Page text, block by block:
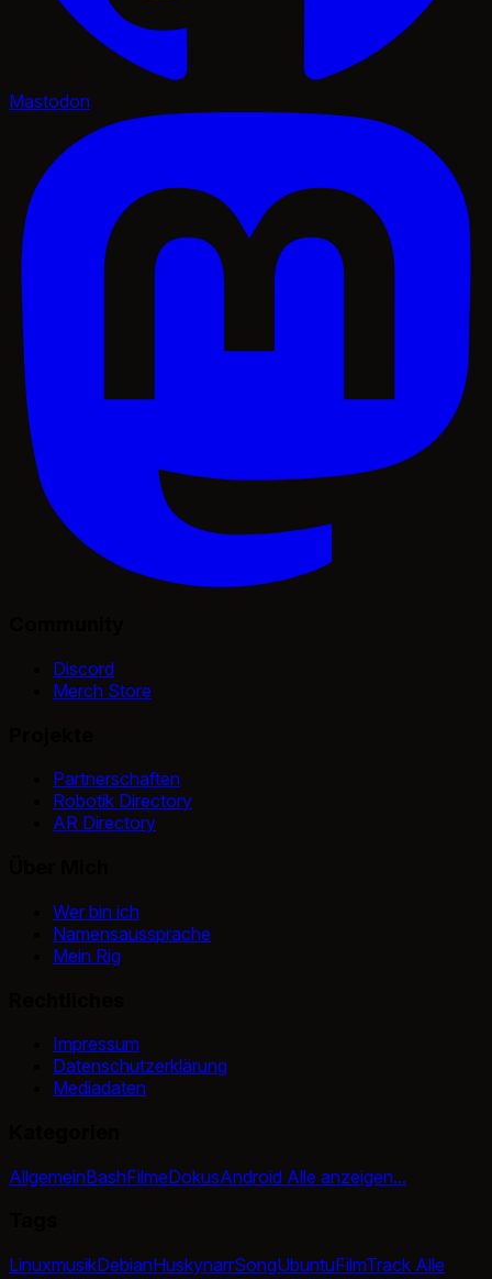
Mastodon
Discord
Merch Store
Partnerschaften
Robotik Directory
AR Directory
Wer bin ich
Namensaussprache
Mein Rig
Impressum
Datenschutzerklärung
Mediadaten
AllgemeinBashFilmeDokusAndroid Alle anzeigen...
LinuxmusikDebianHuskynarrSongUbuntuFilmTrack Alle